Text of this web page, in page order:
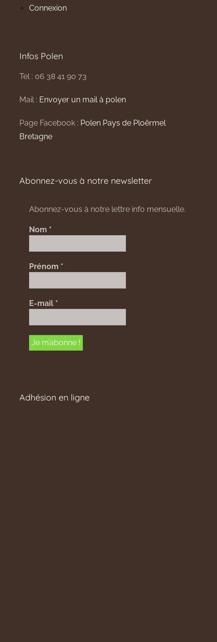
Connexion
Infos Polen
Tel : 06 38 41 90 73
Mail : Envoyer un mail à polen
Page Facebook : Polen Pays de Ploërmel
Bretagne
Abonnez-vous à notre newsletter
Abonnez-vous à notre lettre info mensuelle.
Nom *
Prénom *
E-mail *
Adhésion en ligne